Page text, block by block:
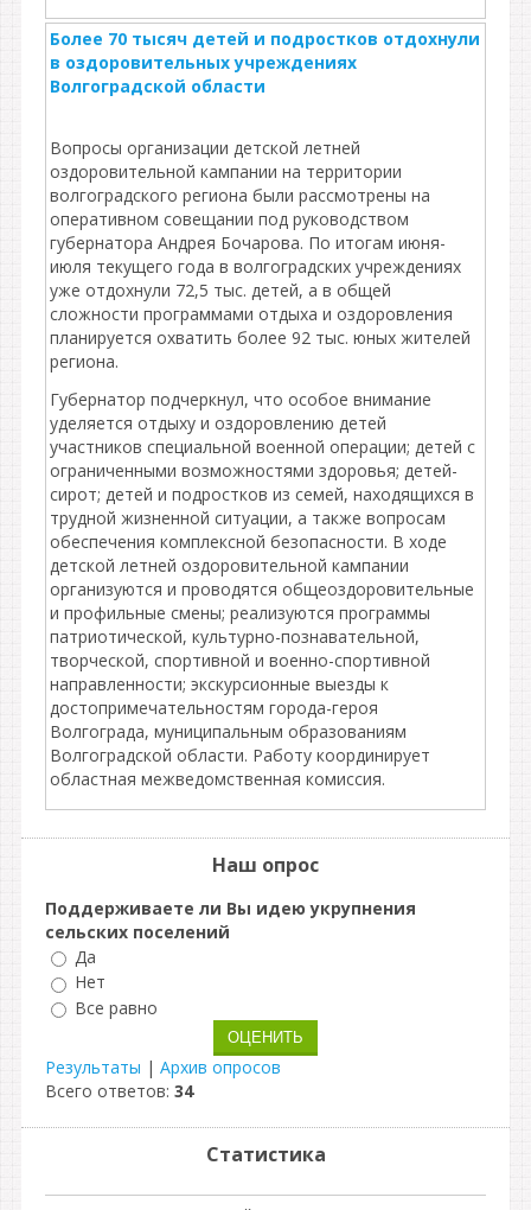
Более 70 тысяч детей и подростков отдохнули
в оздоровительных учреждениях
Волгоградской области
Вопросы организации детской летней
оздоровительной кампании на территории
волгоградского региона были рассмотрены на
оперативном совещании под руководством
губернатора Андрея Бочарова. По итогам июня-
июля текущего года в волгоградских учреждениях
уже отдохнули 72,5 тыс. детей, а в общей
сложности программами отдыха и оздоровления
планируется охватить более 92 тыс. юных жителей
региона.
Губернатор подчеркнул, что особое внимание
уделяется отдыху и оздоровлению детей
участников специальной военной операции; детей с
ограниченными возможностями здоровья; детей-
сирот; детей и подростков из семей, находящихся в
трудной жизненной ситуации, а также вопросам
обеспечения комплексной безопасности. В ходе
детской летней оздоровительной кампании
организуются и проводятся общеоздоровительные
и профильные смены; реализуются программы
патриотической, культурно-познавательной,
творческой, спортивной и военно-спортивной
направленности; экскурсионные выезды к
достопримечательностям города-героя
Волгограда, муниципальным образованиям
Волгоградской области. Работу координирует
областная межведомственная комиссия.
Наш опрос
Поддерживаете ли Вы идею укрупнения
сельских поселений
Да
Нет
Все равно
Результаты | Архив опросов
Всего ответов: 34
Статистика